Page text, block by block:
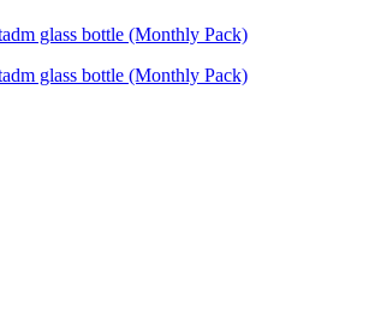
glass bottle (Monthly Pack)
glass bottle (Monthly Pack)